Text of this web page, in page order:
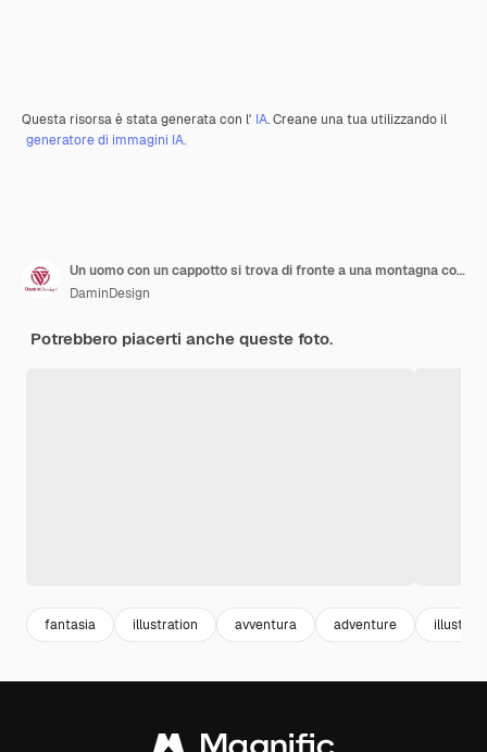
Questa risorsa è stata generata con l' IA. Creane una tua utilizzando il
generatore di immagini IA.
Un uomo con un cappotto si trova di fronte a una montagna con un grande oggetto sullo sfondo.
DaminDesign
Potrebbero piacerti anche queste foto.
fantasia illustration avventura adventure